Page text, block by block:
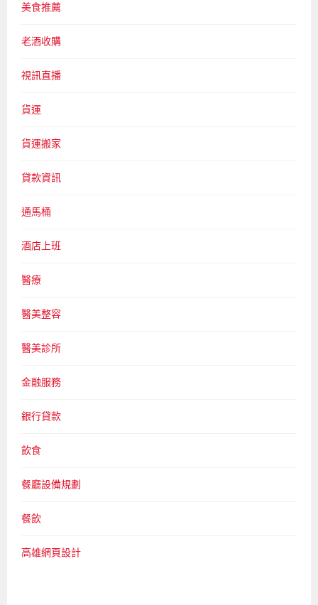
美食推薦
老酒收購
視訊直播
貨運
貨運搬家
貸款資訊
通馬桶
酒店上班
醫療
醫美整容
醫美診所
金融服務
銀行貸款
飲食
餐廳設備規劃
餐飲
高雄網頁設計